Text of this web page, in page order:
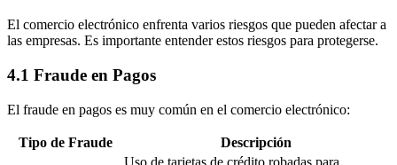
El comercio electrónico enfrenta varios riesgos que pueden afectar a
las empresas. Es importante entender estos riesgos para protegerse.
4.1 Fraude en Pagos
El fraude en pagos es muy común en el comercio electrónico:
Tipo de Fraude
Descripción
Uso de tarjetas de crédito robadas para